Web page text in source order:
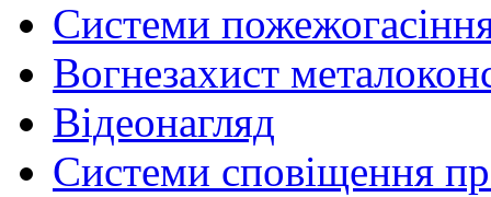
Системи
Вогнезахист
Відеонагляд
Системи сповіщення